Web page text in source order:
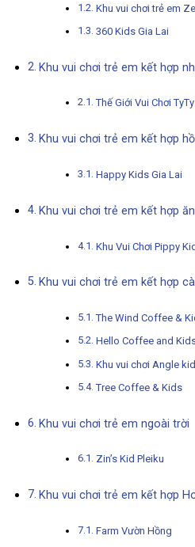
Khu vui chơi trẻ em
360 Kids Gia Lai
Khu vui chơi trẻ em kết hợp
Thế Giới Vui Chơi
Khu vui chơi trẻ em kết hợp
Happy Kids Gia Lai
Khu vui chơi trẻ em kết hợp
Khu Vui Chơi Pippy
Khu vui chơi trẻ em kết hợp
The Wind Coffee &
Hello Coffee and
Khu vui chơi Angle
Tree Coffee & Kids
Khu vui chơi trẻ em ngoài trời
Zin’s Kid Pleiku
Khu vui chơi trẻ em kết hợp
Farm Vườn Hồng